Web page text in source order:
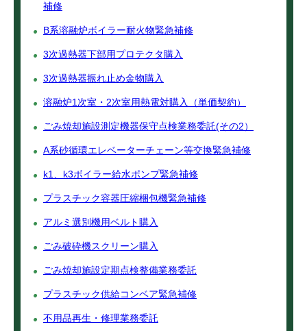
補修
B系溶融炉ボイラー耐火物緊急補修
3次過熱器下部用プロテクタ購入
3次過熱器振れ止め金物購入
溶融炉1次室・2次室用熱電対購入（単価契約）
ごみ焼却施設測定機器保守点検業務委託(その2）
A系砂循環エレベーターチェーン等交換緊急補修
k1、k3ボイラー給水ポンプ緊急補修
プラスチック容器圧縮梱包機緊急補修
アルミ選別機用ベルト購入
ごみ破砕機スクリーン購入
ごみ焼却施設定期点検整備業務委託
プラスチック供給コンベア緊急補修
不用品再生・修理業務委託